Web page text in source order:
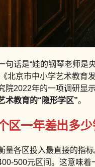
句话是“娃的钢琴老师是
北京市中小学艺术教育
院2022年的一项调研显
术教育的“隐形学区”。
区一年差出多少
量各区投入最直接的指
500元区间。这意味